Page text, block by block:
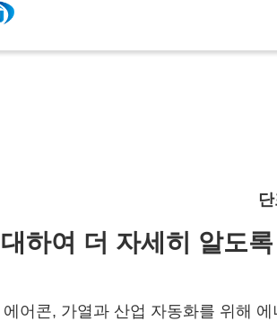
하여 더 자세히 알도
어콘, 가열과 산업 자동화를 위해